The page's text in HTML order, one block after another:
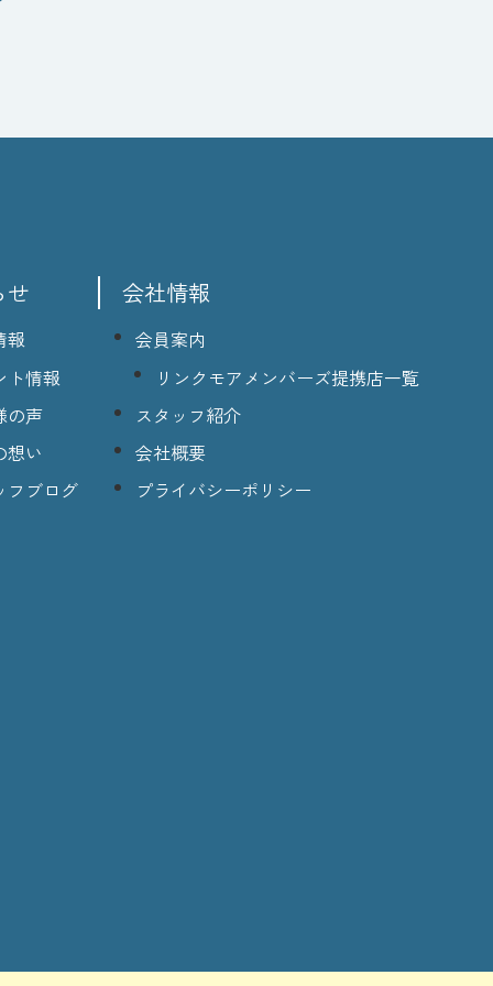
せ
報
ト情報
の声
想い
フブログ
会社情報
会員案内
リンクモアメンバーズ提携店一覧
スタッフ紹介
会社概要
プライバシーポリシー